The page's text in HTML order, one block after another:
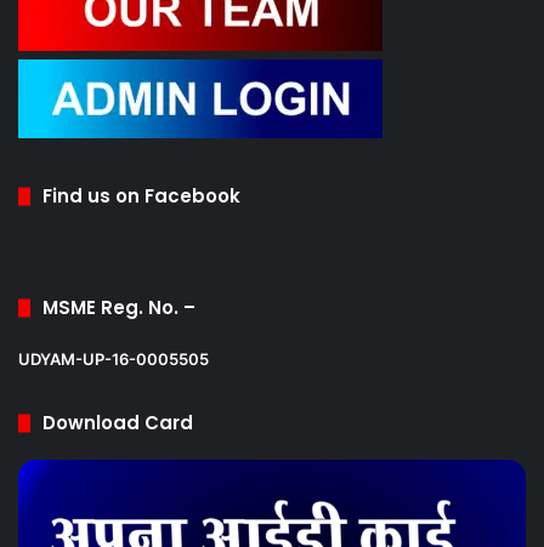
Find us on Facebook
MSME Reg. No. –
UDYAM-UP-16-0005505
Download Card